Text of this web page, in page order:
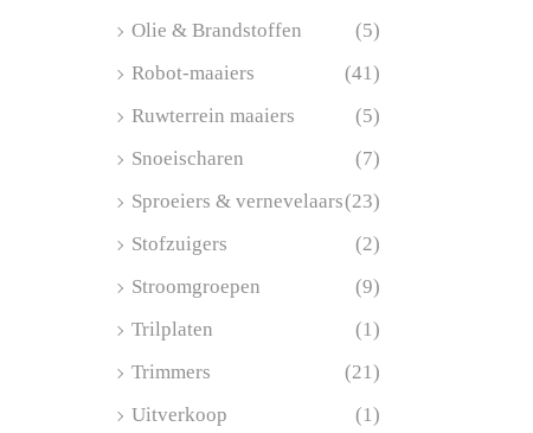
Olie & Brandstoffen
(5)
Robot-maaiers
(41)
Ruwterrein maaiers
(5)
Snoeischaren
(7)
Sproeiers & vernevelaars(23)
Stofzuigers
(2)
Stroomgroepen
(9)
Trilplaten
(1)
Trimmers
(21)
Uitverkoop
(1)